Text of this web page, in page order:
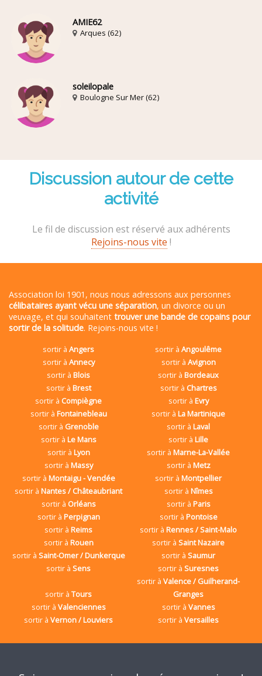
AMIE62
Arques (62)
soleilopale
Boulogne Sur Mer (62)
Discussion autour de cette
activité
Le fil de discussion est réservé aux adhérents
Rejoins-nous vite !
Association loi 1901, nous nous adressons aux personnes
célibataires ayant vécu une séparation, un divorce ou un
veuvage, et qui souhaitent trouver une bande de copains pour
sortir de la solitude. Rejoins-nous vite !
sortir àAngers sortir àAngoulême
sortir à Annecy sortir à Avignon
sortir àBlois sortir àBordeaux
sortir à Brest sortir à Chartres
sortir à Compiègne sortir à Evry
sortir à Fontainebleau sortir àLa Martinique
sortir à Grenoble sortir àLaval
sortir à Le Mans sortir àLille
sortir à Lyon sortir àMarne-La-Vallée
sortir à Massy sortir à Metz
sortir à Montaigu - Vendée sortir àMontpellier
sortir àNantes / Châteaubriant sortir à Nîmes
sortir à Orléans sortir à Paris
sortir à Perpignan sortir à Pontoise
sortir àReims sortir àRennes / Saint-Malo
sortir à Rouen sortir àSaint Nazaire
sortir à Saint-Omer / Dunkerque sortir àSaumur
sortir àSens sortir àSuresnes
sortir àTours
sortir àValence / Guilherand-
Granges
sortir à Valenciennes sortir à Vannes
sortir àVernon / Louviers sortir àVersailles